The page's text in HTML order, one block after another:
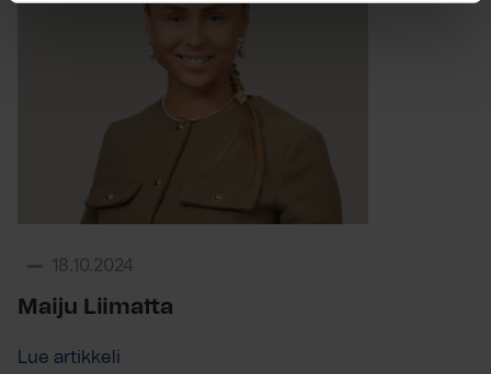
18.10.2024
Maiju Liimatta
Lue artikkeli